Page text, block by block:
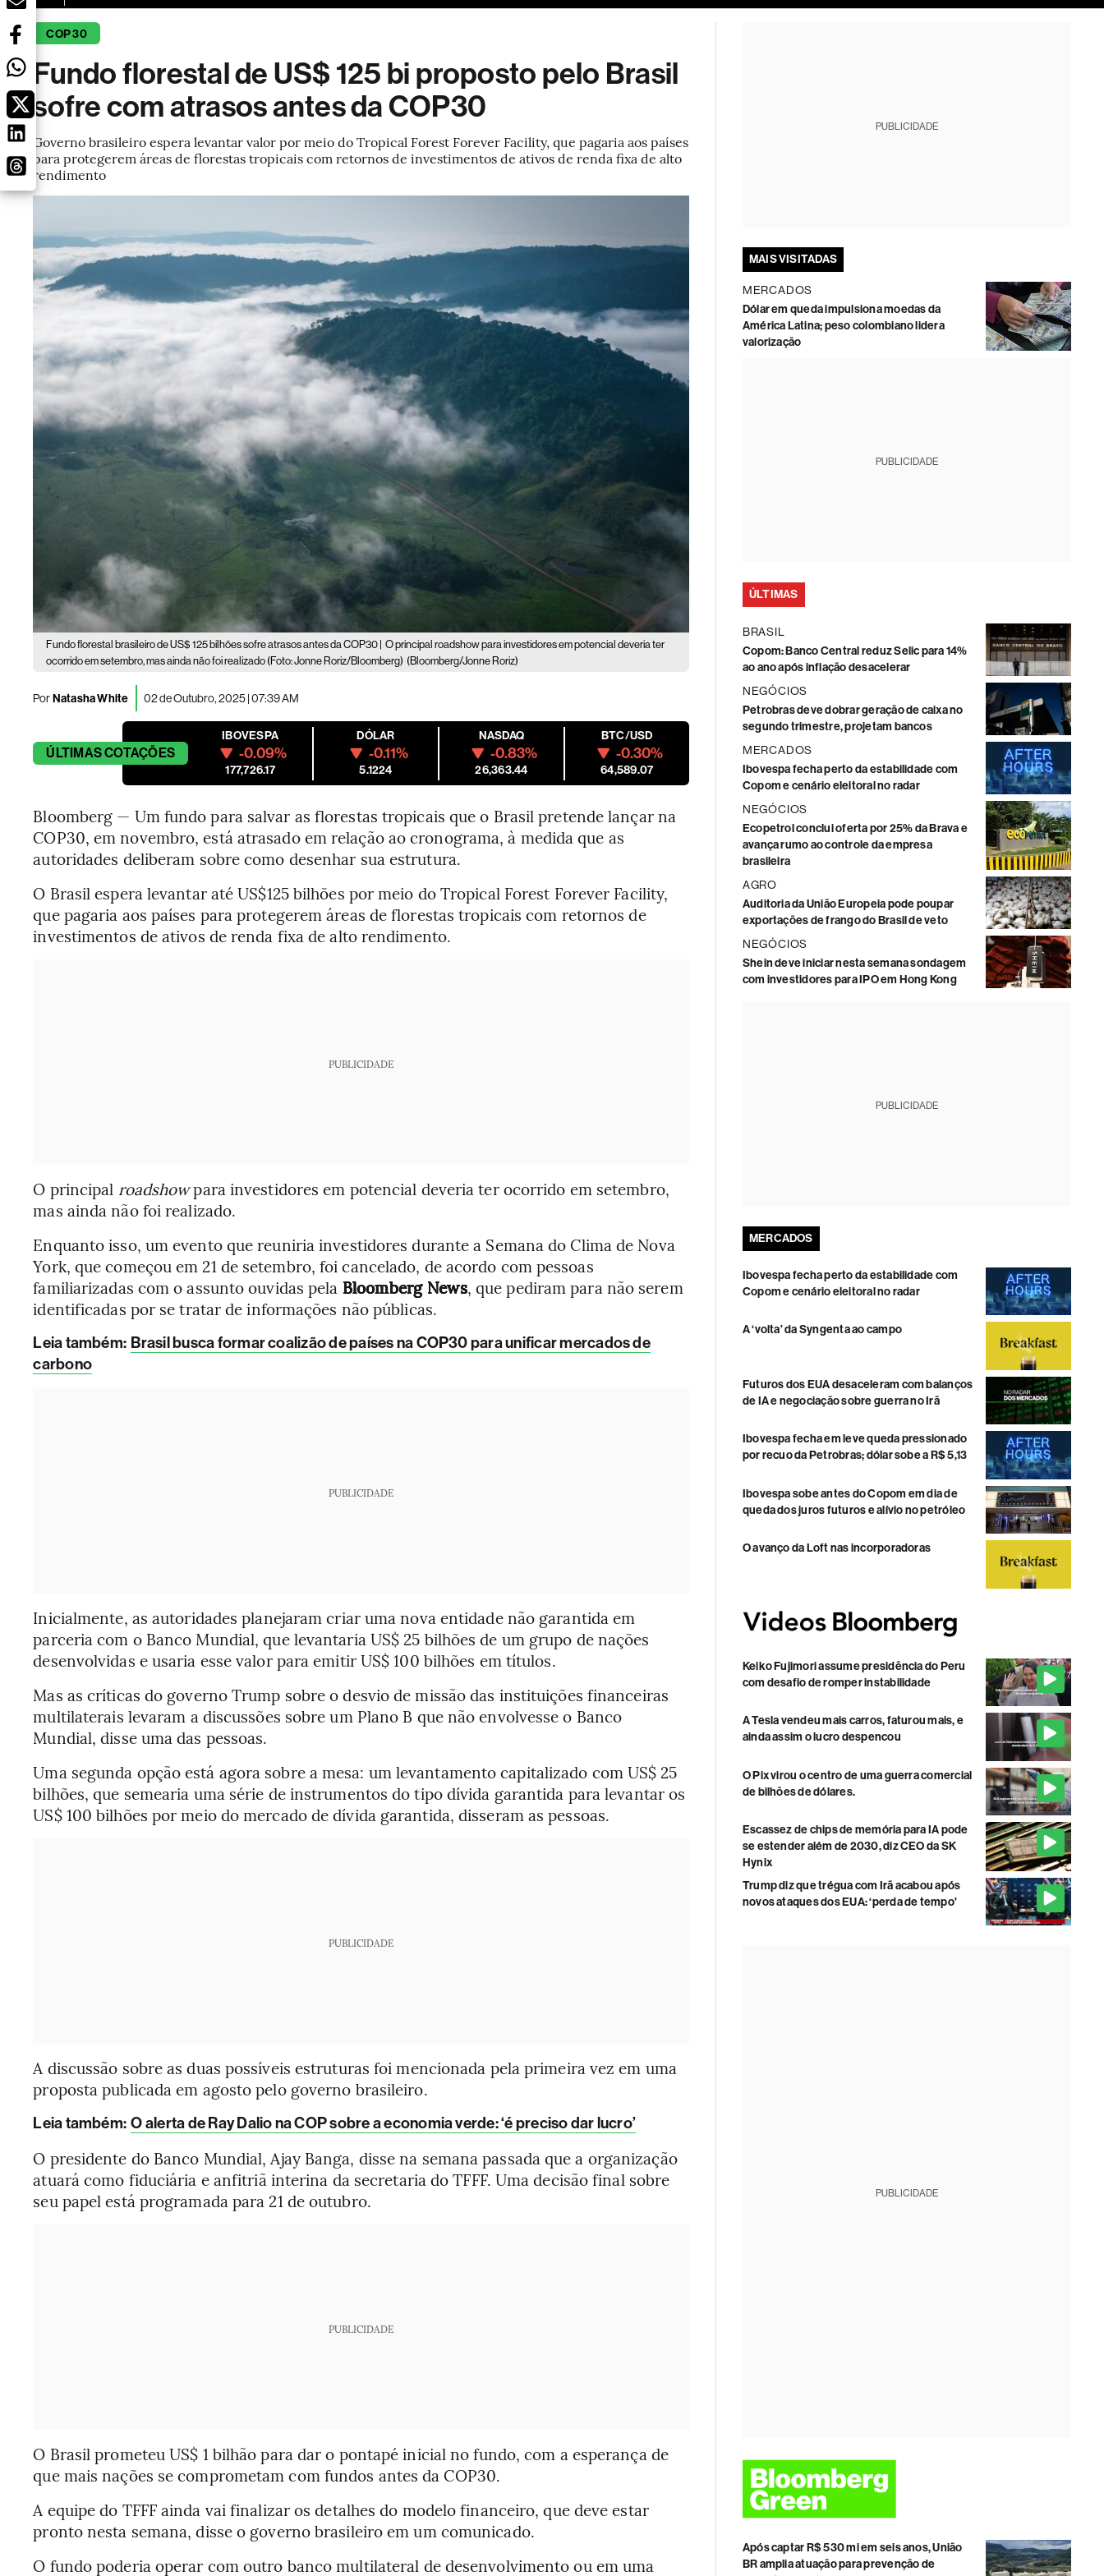
COP 30
Fundo florestal de US$ 125 bi proposto pelo Brasil
sofre com atrasos antes da COP30
Governo brasileiro espera levantar valor por meio do Tropical Forest Forever Facility, que pagaria aos países
para protegerem áreas de florestas tropicais com retornos de investimentos de ativos de renda fixa de alto
rendimento
Fundo florestal brasileiro de US$ 125 bilhões sofre atrasos antes da COP30 |
O principal roadshow para investidores em potencial deveria ter
ocorrido em setembro, mas ainda não foi realizado (Foto: Jonne Roriz/Bloomberg) (Bloomberg/Jonne Roriz)
PorNatasha White 02 de Outubro, 2025 | 07:39 AM
ÚLTIMASCOTAÇÕES
IBOVESPA
-0.09%
177,726.17
DÓLAR
-0.11%
5.1224
NASDAQ
-0.83%
26,363.44
BTC/USD
-0.30%
64,589.07
Bloomberg — Um fundo para salvar as florestas tropicais que o Brasil pretende lançar na
COP30, em novembro, está atrasado em relação ao cronograma, à medida que as
autoridades deliberam sobre como desenhar sua estrutura.
O Brasil espera levantar até US$125 bilhões por meio do Tropical Forest Forever Facility,
que pagaria aos países para protegerem áreas de florestas tropicais com retornos de
investimentos de ativos de renda fixa de alto rendimento.
PUBLICIDADE
O principal roadshowpara investidores em potencial deveria ter ocorrido em setembro,
mas ainda não foi realizado.
Enquanto isso, um evento que reuniria investidores durante a Semana do Clima de Nova
York, que começou em 21 de setembro, foi cancelado, de acordo com pessoas
familiarizadas com o assunto ouvidas pela Bloomberg News, que pediram para não serem
identificadas por se tratar de informações não públicas.
Leia também: Brasil busca formar coalizão de países na COP30 para unificar mercados de
carbono
PUBLICIDADE
Inicialmente, as autoridades planejaram criar uma nova entidade não garantida em
parceria com o Banco Mundial, que levantaria US$ 25 bilhões de um grupo de nações
desenvolvidas e usaria esse valor para emitir US$ 100 bilhões em títulos.
Mas as críticas do governo Trump sobre o desvio de missão das instituições financeiras
multilaterais levaram a discussões sobre um Plano B que não envolvesse o Banco
Mundial, disse uma das pessoas.
Uma segunda opção está agora sobre a mesa: um levantamento capitalizado com US$ 25
bilhões, que semearia uma série de instrumentos do tipo dívida garantida para levantar os
US$ 100 bilhões por meio do mercado de dívida garantida, disseram as pessoas.
PUBLICIDADE
A discussão sobre as duas possíveis estruturas foi mencionada pela primeira vez em uma
proposta publicada em agosto pelo governo brasileiro.
Leia também: O alerta de Ray Dalio na COP sobre a economia verde: ‘é preciso dar lucro’
O presidente do Banco Mundial, Ajay Banga, disse na semana passada que a organização
atuará como fiduciária e anfitriã interina da secretaria do TFFF. Uma decisão final sobre
seu papel está programada para 21 de outubro.
PUBLICIDADE
O Brasil prometeu US$ 1 bilhão para dar o pontapé inicial no fundo, com a esperança de
que mais nações se comprometam com fundos antes da COP30.
A equipe do TFFF ainda vai finalizar os detalhes do modelo financeiro, que deve estar
pronto nesta semana, disse o governo brasileiro em um comunicado.
O fundo poderia operar com outro banco multilateral de desenvolvimento ou em uma
PUBLICIDADE
MAIS VISITADAS
MERCADOS
Dólar em queda impulsiona moedas da
América Latina; peso colombiano lidera
valorização
PUBLICIDADE
ÚLTIMAS
BRASIL
Copom: Banco Central reduz Selic para 14%
ao ano após inflação desacelerar
NEGÓCIOS
Petrobras deve dobrar geração de caixa no
segundo trimestre, projetam bancos
MERCADOS
Ibovespa fecha perto da estabilidade com
Copom e cenário eleitoral no radar
NEGÓCIOS
Ecopetrol conclui oferta por 25% da Brava e
avança rumo ao controle da empresa
brasileira
AGRO
Auditoria da União Europeia pode poupar
exportações de frango do Brasil de veto
NEGÓCIOS
Shein deve iniciar nesta semana sondagem
com investidores para IPO em Hong Kong
PUBLICIDADE
MERCADOS
Ibovespa fecha perto da estabilidade com
Copom e cenário eleitoral no radar
A ‘volta’ da Syngenta ao campo
Futuros dos EUA desaceleram com balanços
de IA e negociação sobre guerra no Irã
Ibovespa fecha em leve queda pressionado
por recuo da Petrobras; dólar sobe a R$ 5,13
Ibovespa sobe antes do Copom em dia de
queda dos juros futuros e alívio no petróleo
O avanço da Loft nas incorporadoras
Keiko Fujimori assume presidência do Peru
com desafio de romper instabilidade
A Tesla vendeu mais carros, faturou mais, e
ainda assim o lucro despencou
O Pix virou o centro de uma guerra comercial
de bilhões de dólares.
Escassez de chips de memória para IA pode
se estender além de 2030, diz CEO da SK
Hynix
Trump diz que trégua com Irã acabou após
novos ataques dos EUA: ‘perda de tempo'
PUBLICIDADE
Após captar R$ 530 mi em seis anos, União
BR amplia atuação para prevenção de